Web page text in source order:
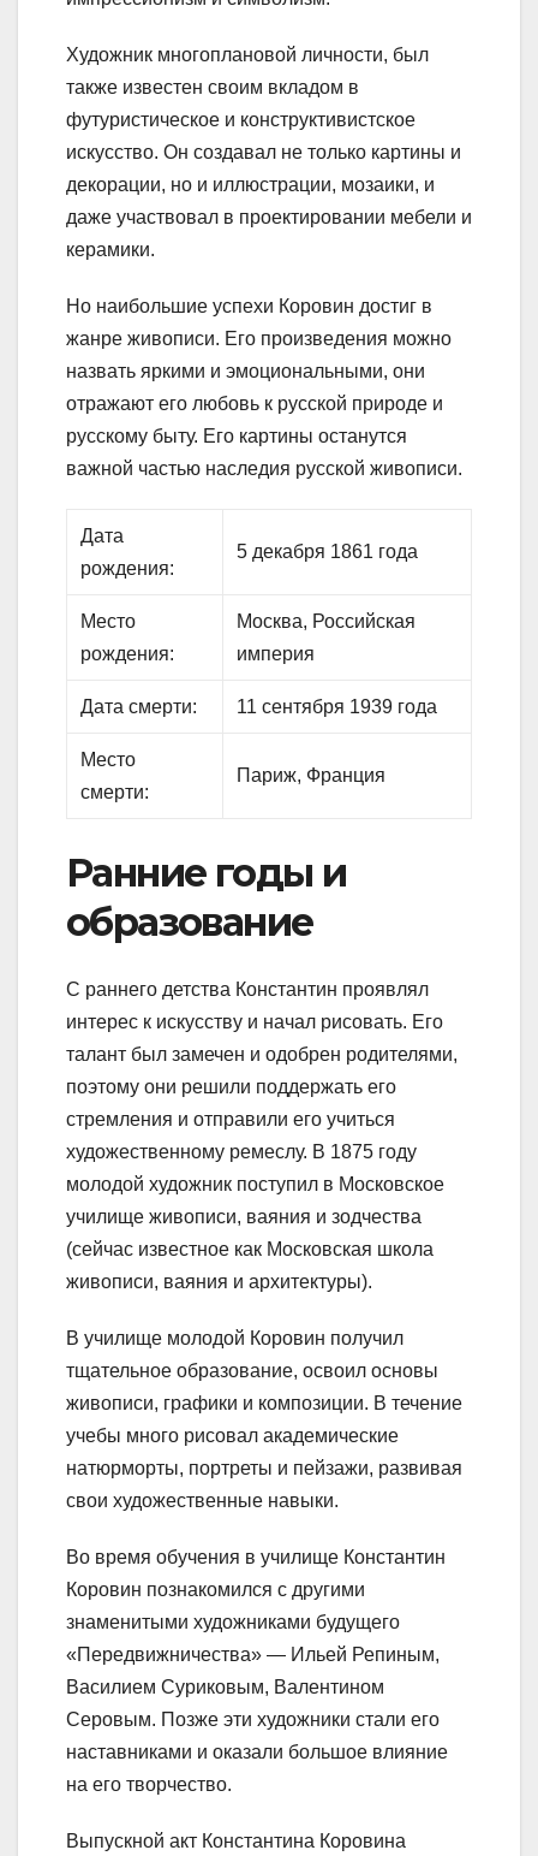
Художник многоплановой личности, был
также известен своим вкладом в
футуристическое и конструктивистское
искусство. Он создавал не только картины и
декорации, но и иллюстрации, мозаики, и
даже участвовал в проектировании мебели и
керамики.
Но наибольшие успехи Коровин достиг в
жанре живописи. Его произведения можно
назвать яркими и эмоциональными, они
отражают его любовь к русской природе и
русскому быту. Его картины останутся
важной частью наследия русской живописи.
Дата
рождения:
5 декабря 1861 года
Место
рождения:
Москва, Российская
империя
Дата смерти: 11 сентября 1939 года
Место
смерти:
Париж, Франция
Ранние годы и
образование
С раннего детства Константин проявлял
интерес к искусству и начал рисовать. Его
талант был замечен и одобрен родителями,
поэтому они решили поддержать его
стремления и отправили его учиться
художественному ремеслу. В 1875 году
молодой художник поступил в Московское
училище живописи, ваяния и зодчества
(сейчас известное как Московская школа
живописи, ваяния и архитектуры).
В училище молодой Коровин получил
тщательное образование, освоил основы
живописи, графики и композиции. В течение
учебы много рисовал академические
натюрморты, портреты и пейзажи, развивая
свои художественные навыки.
Во время обучения в училище Константин
Коровин познакомился с другими
знаменитыми художниками будущего
«Передвижничества» — Ильей Репиным,
Василием Суриковым, Валентином
Серовым. Позже эти художники стали его
наставниками и оказали большое влияние
на его творчество.
Выпускной акт Константина Коровина